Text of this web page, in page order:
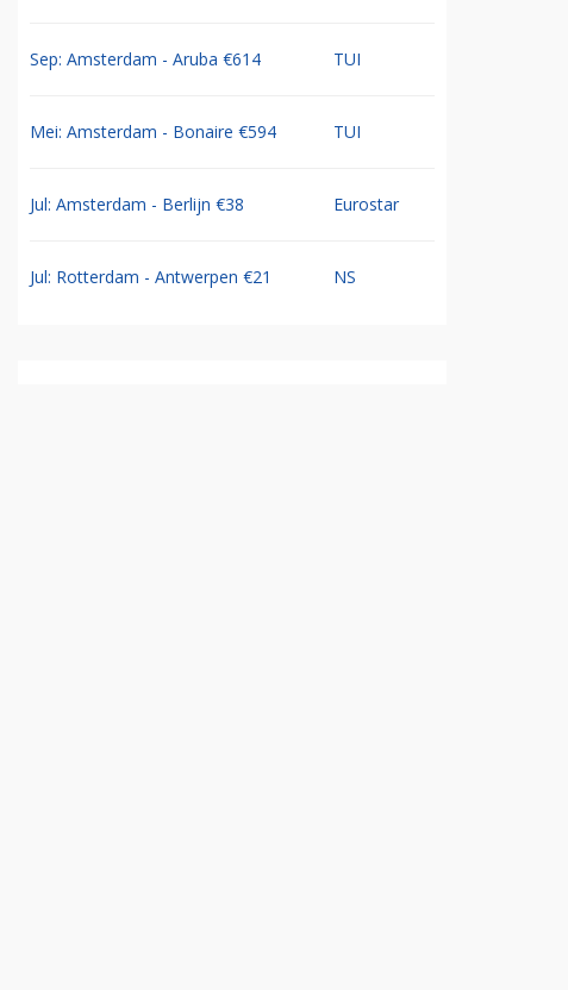
Sep: Amsterdam - Aruba €614 TUI
Mei: Amsterdam - Bonaire €594 TUI
Jul: Amsterdam - Berlijn €38 Eurostar
Jul: Rotterdam - Antwerpen €21 NS